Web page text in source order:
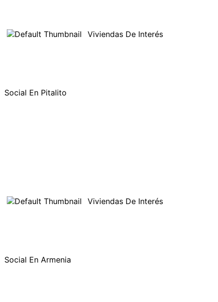
Viviendas De Interés
Social En Pitalito
Viviendas De Interés
Social En Armenia